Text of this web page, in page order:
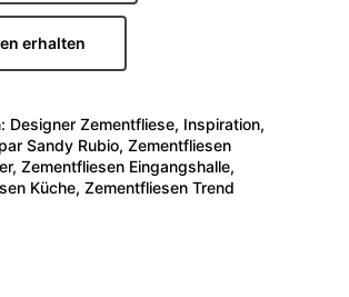
erhalten
Designer Zementfliese, Inspiration,
Sandy Rubio, Zementfliesen
, Zementfliesen Eingangshalle,
Küche, Zementfliesen Trend